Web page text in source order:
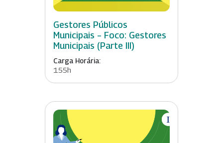
Gestores Públicos
Municipais – Foco: Gestores
Municipais (Parte III)
Carga Horária:
155h